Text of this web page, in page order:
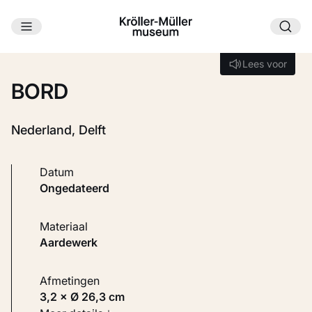
Ga naar hoofdinhoud
Lees voor
Lees voor
BORD
Nederland, Delft
Datum
ongedateerd
Materiaal
Aardewerk
Afmetingen
3,2 × Ø 26,3 cm